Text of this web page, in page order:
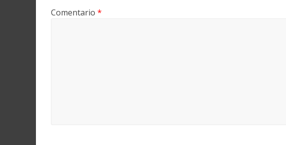
Comentario *